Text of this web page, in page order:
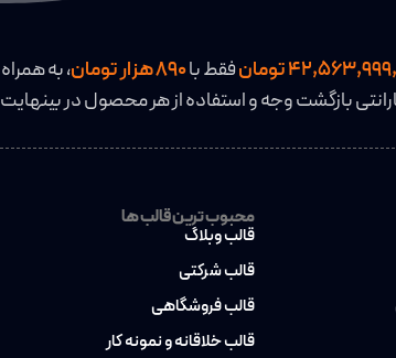
تومان فقط با
، به همراه
بازگشت وجه و استفاده از هر محصول در بینهایت
محبوب ترین قالب ها
قالب وبلاگ
قالب شرکتی
قالب فروشگاهی
قالب خلاقانه و نمونه کار